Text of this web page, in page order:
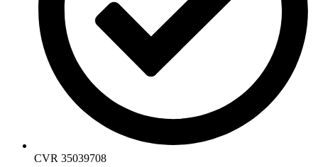
CVR 35039708